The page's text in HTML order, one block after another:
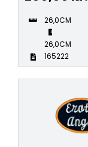
26,0CM
26,0CM
165222